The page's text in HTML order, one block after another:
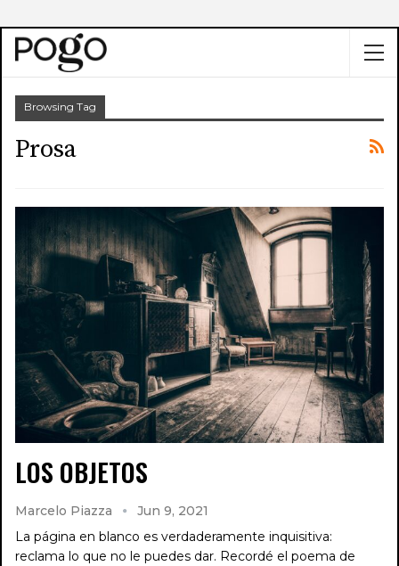
Browsing Tag
Prosa
LOS OBJETOS
Marcelo Piazza
Jun 9, 2021
La página en blanco es verdaderamente inquisitiva:
reclama lo que no le puedes dar. Recordé el poema de